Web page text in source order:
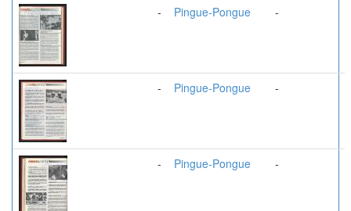
- Pingue-Pongue -
- Pingue-Pongue -
- Pingue-Pongue -